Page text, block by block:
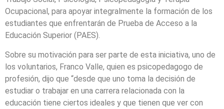
Ocupacional, para apoyar integralmente la formación de los
estudiantes que enfrentarán de Prueba de Acceso a la
Educación Superior (PAES).
Sobre su motivación para ser parte de esta iniciativa, uno de
los voluntarios, Franco Valle, quien es psicopedagogo de
profesión, dijo que “desde que uno toma la decisión de
estudiar o trabajar en una carrera relacionada con la
educación tiene ciertos ideales y que tienen que ver con